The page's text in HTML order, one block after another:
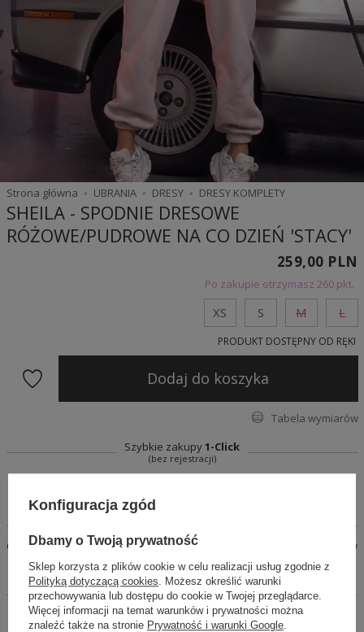
Strona główna UBRANIA DRESY DRESY KOMPLETY
SHEILA - SPODNIE DRESOWE
RÓŻOWE/PUDROWE NA CO DZIEŃ 'STACY'
Po zakupie otrzymasz 260 pkt.
259,00 PLN
Tabela wymiarów
XS S M L
Dodaj do koszyka
Szybkie zakupy1-Click
(bez rejestracji)
PRODUKT DOSTĘPNY OD RĘKI
Casualowe spodnie w odcieniu pudrowego różu. Luźny krój, w
pasie guma, dół spodni zakończony gumą. Z naszą bluzą
Stacy stworzysz zestaw.
14 dni na łatwy zwrot
Konfiguracja zgód
Dbamy o Twoją prywatność
Sklep korzysta z plików cookie w celu realizacji usług zgodnie z
Polityką dotyczącą cookies . Możesz określić warunki
przechowywania lub dostępu do cookie w Twojej przeglądarce.
Więcej informacji na temat warunków i prywatności można
znaleźć także na stronie Prywatność i warunki Google